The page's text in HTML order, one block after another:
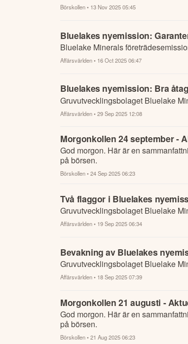
Börskollen• 13 Nov 2025 05:45
Bluelakes nyemission:
Bluelake Minerals
Affärsvärlden• 16 Oct 2025 06:47
Bluelakes nyemission: Bra
Gruvutvecklingsbolaget Bluelake
Affärsvärlden• 29 Sep 2025 12:08
Morgonkollen 24 september -
God morgon. Här är en
på börsen.
Börskollen• 24 Sep 2025 06:23
Två flaggor i Bluelakes
Gruvutvecklingsbolaget Bluelake
Affärsvärlden• 19 Sep 2025 06:34
Bevakning av Bluelakes
Gruvutvecklingsbolaget Bluelake
Affärsvärlden• 18 Sep 2025 07:39
Morgonkollen 21 augusti -
God morgon. Här är en
på börsen.
Börskollen• 21 Aug 2025 06:23